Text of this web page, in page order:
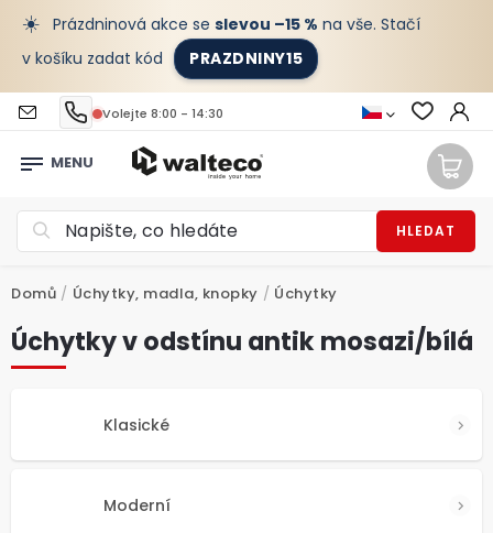
☀️ Prázdninová akce se slevou –15 % na vše. Stačí
v košíku zadat kód
PRAZDNINY15
Volejte 8:00 - 14:30
HLEDAT
Domů / Úchytky, madla, knopky / Úchytky
Úchytky v odstínu antik mosazi/bílá
Klasické
Moderní